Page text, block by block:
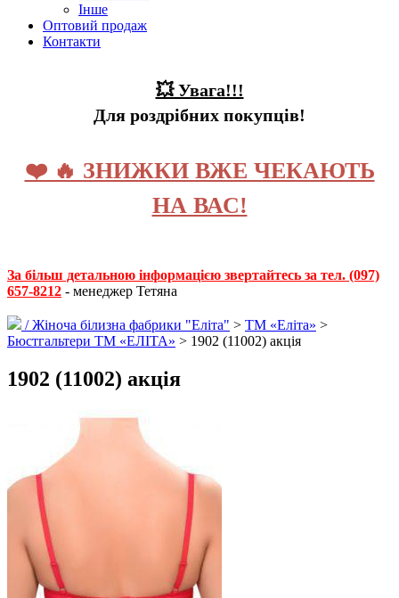
Інше
Оптовий продаж
Контакти
💥 Увага!!!
Для роздрібних покупців!
❤️ 🔥 ЗНИЖКИ ВЖЕ ЧЕКАЮТЬ
НА ВАС!
За більш детальною інформацією звертайтесь за тел. (097)
657-8212 - менеджер Тетяна
/Жіноча білизна фабрики "Еліта" > ТМ «Еліта» >
Бюстгальтери ТМ «ЕЛІТА» > 1902 (11002) акція
1902 (11002) акція